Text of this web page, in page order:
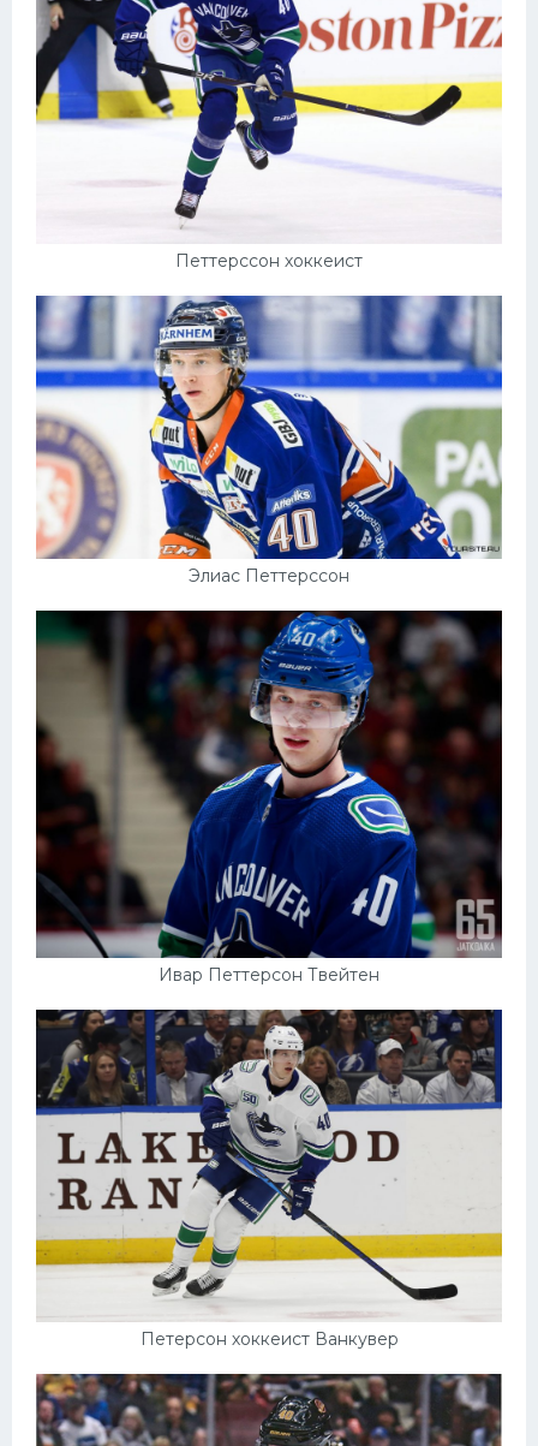
Петтерссон хоккеист
Элиас Петтерссон
Ивар Петтерсон Твейтен
Петерсон хоккеист Ванкувер